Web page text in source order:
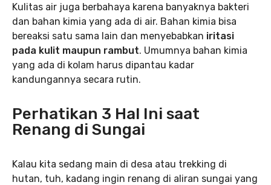
Kulitas air juga berbahaya karena banyaknya bakteri
dan bahan kimia yang ada di air. Bahan kimia bisa
bereaksi satu sama lain dan menyebabkan iritasi
pada kulit maupun rambut. Umumnya bahan kimia
yang ada di kolam harus dipantau kadar
kandungannya secara rutin.
Perhatikan 3 Hal Ini saat
Renang di Sungai
Kalau kita sedang main di desa atau trekking di
hutan, tuh, kadang ingin renang di aliran sungai yang